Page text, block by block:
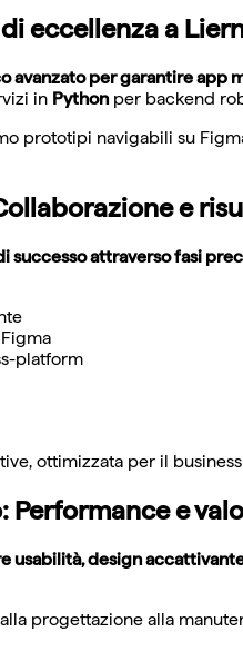
eccellenza a
avanzato per garantire app
in Pythonper backend
prototipi navigabili su
e
successo attraverso fasi
platform
ottimizzata per il
Performance e
usabilità, design
progettazione alla